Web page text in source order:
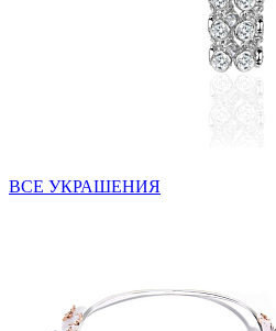
ВСЕ УКРАШЕНИЯ